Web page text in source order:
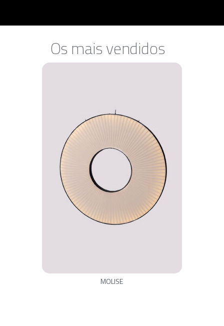
Os mais vendidos
MOLISE